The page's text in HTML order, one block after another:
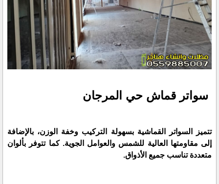
سواتر قماش حي المرجان
تتميز السواتر القماشية بسهولة التركيب وخفة الوزن، بالإضافة
إلى مقاومتها العالية للشمس والعوامل الجوية. كما تتوفر بألوان
متعددة تناسب جميع الأذواق.